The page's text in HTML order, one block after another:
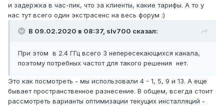
и задержка в час-пик, что за клиенты, какие тарифы. А то у
нас тут всего один экстрасенс на весь форум :)
В 09.02.2020 в 08:37, slv700 сказал:
При этом в 2.4 ГГц всего 3 непересекающихся канала,
поэтому потребных частот для такого решения нет.
Это как посмотреть - мы использовали 4 - 1, 5, 9 и 13. А еще
бывает пространственное разнесение. В общем, всегда стоит
рассмотреть варианты оптимизации текущих инсталляций -